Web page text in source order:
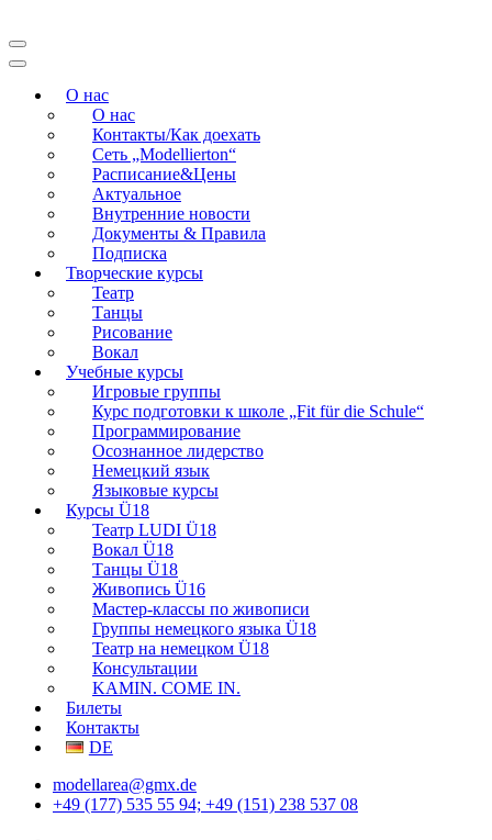
к
содержимому
Enter)
О нас
О нас
Контакты/Как доехать
Сеть „Modellierton“
Расписание&Цены
Актуальное
Внутренние новости
Документы & Правила
Подписка
Творческие курсы
Театр
Танцы
Рисование
Вокал
Учебные курсы
Игровые группы
Курс подготовки к школе „Fit für die Schule“
Программирование
Осознанное лидерство
Немецкий язык
Языковые курсы
Курсы Ü18
Театр LUDI Ü18
Вокал Ü18
Танцы Ü18
Живопись Ü16
Мастер-классы по живописи
Группы немецкого языка Ü18
Театр на немецком Ü18
Консультации
KAMIN. COME IN.
Билеты
Контакты
DE
modellarea@gmx.de
+49 (177) 535 55 94; +49 (151) 238 537 08